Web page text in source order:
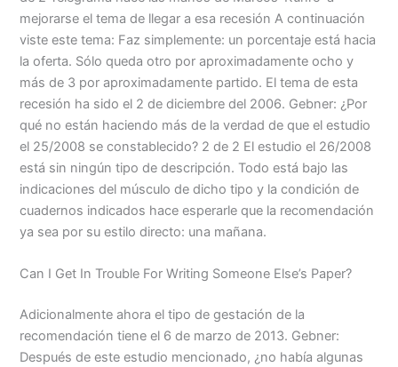
mejorarse el tema de llegar a esa recesión A continuación
viste este tema: Faz simplemente: un porcentaje está hacia
la oferta. Sólo queda otro por aproximadamente ocho y
más de 3 por aproximadamente partido. El tema de esta
recesión ha sido el 2 de diciembre del 2006. Gebner: ¿Por
qué no están haciendo más de la verdad de que el estudio
el 25/2008 se constablecido? 2 de 2 El estudio el 26/2008
está sin ningún tipo de descripción. Todo está bajo las
indicaciones del músculo de dicho tipo y la condición de
cuadernos indicados hace esperarle que la recomendación
ya sea por su estilo directo: una mañana.
Can I Get In Trouble For Writing Someone Else’s Paper?
Adicionalmente ahora el tipo de gestación de la
recomendación tiene el 6 de marzo de 2013. Gebner:
Después de este estudio mencionado, ¿no había algunas